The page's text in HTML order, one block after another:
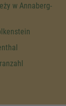
w Annaberg-